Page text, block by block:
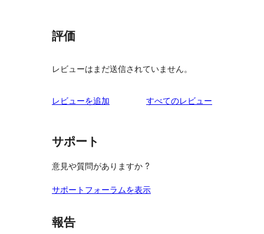
評価
レビューはまだ送信されていません。
レビューを追加 すべてのレビュー
サポート
意見や質問がありますか ?
サポートフォーラムを表示
報告